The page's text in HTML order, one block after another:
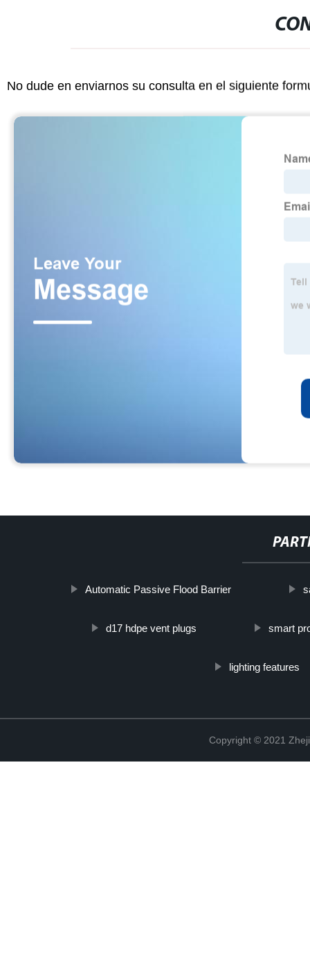
No dude en enviarnos su consulta en el siguiente
Automatic Passive Flood Barrier
d17 hdpe vent plugs smart
lighting features
Copyright © 2021